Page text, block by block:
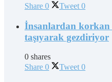
Share 0 Tweet 0
İnsanlardan korkan
taşıyarak gezdiriyor
0 shares
Share 0 Tweet 0